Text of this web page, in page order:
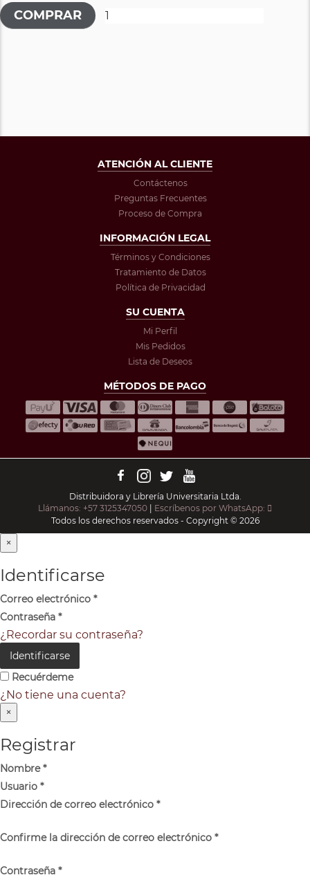
ATENCIÓN AL CLIENTE
Contáctenos
Preguntas Frecuentes
Proceso de Compra
INFORMACIÓN LEGAL
Términos y Condiciones
Tratamiento de Datos
Política de Privacidad
SU CUENTA
Mi Perfil
Mis Pedidos
Lista de Deseos
MÉTODOS DE PAGO
Distribuidora y Librería Universitaria Ltda.
Llámanos: +57 3125347050 | Escríbenos por WhatsApp:
Todos los derechos reservados - Copyright © 2026
×
Identificarse
Correo electrónico *
Contraseña *
¿Recordar su contraseña?
Identificarse
Recuérdeme
¿No tiene una cuenta?
×
Registrar
Nombre*
Usuario *
Dirección de correo electrónico *
Confirme la dirección de correo electrónico *
Contraseña *